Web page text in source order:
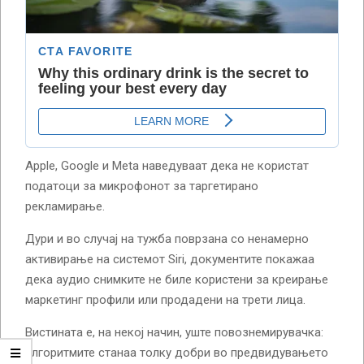
Apple, Google и Meta наведуваат дека не користат
податоци за микрофонот за таргетирано
рекламирање.
Дури и во случај на тужба поврзана со ненамерно
активирање на системот Siri, документите покажаа
дека аудио снимките не биле користени за креирање
маркетинг профили или продадени на трети лица.
Вистината е, на некој начин, уште повознемирувачка:
алгоритмите станаа толку добри во предвидувањето